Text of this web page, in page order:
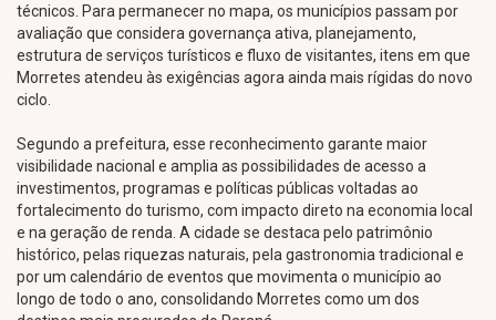
técnicos. Para permanecer no mapa, os municípios passam por
avaliação que considera governança ativa, planejamento,
estrutura de serviços turísticos e fluxo de visitantes, itens em que
Morretes atendeu às exigências agora ainda mais rígidas do novo
ciclo.
Segundo a prefeitura, esse reconhecimento garante maior
visibilidade nacional e amplia as possibilidades de acesso a
investimentos, programas e políticas públicas voltadas ao
fortalecimento do turismo, com impacto direto na economia local
e na geração de renda. A cidade se destaca pelo patrimônio
histórico, pelas riquezas naturais, pela gastronomia tradicional e
por um calendário de eventos que movimenta o município ao
longo de todo o ano, consolidando Morretes como um dos